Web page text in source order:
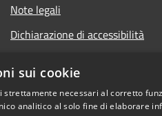
Note legali
Dichiarazione di accessibilità
sui cookie
necessari al corretto
analitico al solo fine di elaborare